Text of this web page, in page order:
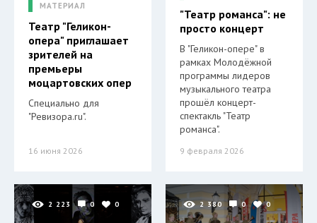
МАТЕРИАЛ
Театр "Геликон-
опера" приглашает
зрителей на
премьеры
моцартовских опер
Специально для
"Ревизора.ru".
16 июня 2026
"Театр романса": не
просто концерт
В "Геликон-опере" в
рамках Молодёжной
программы лидеров
музыкального театра
прошёл концерт-
спектакль "Театр
романса".
9 февраля 2026
2 223 0 0 2 380 0 0